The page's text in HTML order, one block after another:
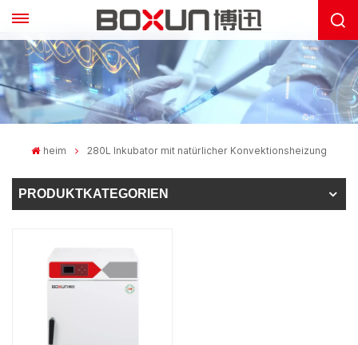
heim 280L Inkubator mit natürlicher Konvektionsheizung
PRODUKTKATEGORIEN